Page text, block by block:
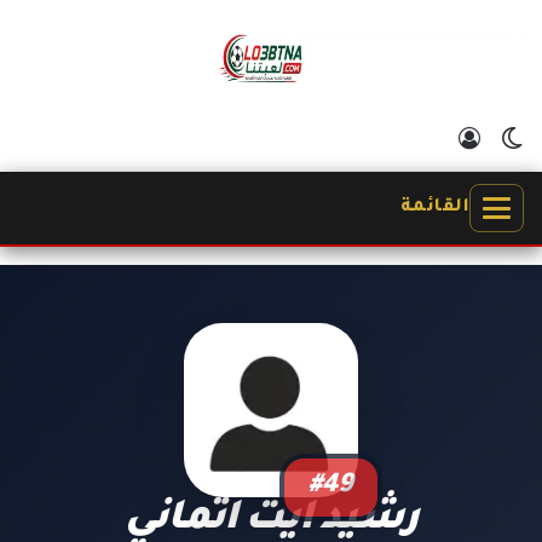
الوضع المظلم
القائمة
#49
رشيد ايت اتماني